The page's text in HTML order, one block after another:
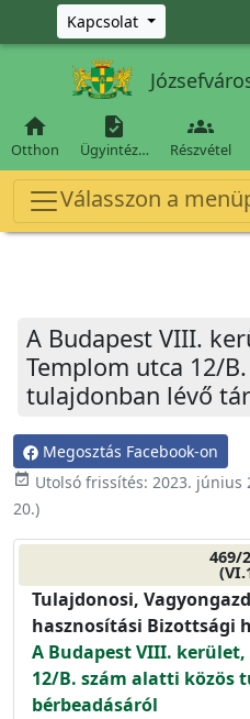
Ugrás a fő tartalomra
Kapcsolat

Otthon

Ügyintéz…

Részvétel
Válasszon a
A Budapest VIII.
Templom utca 12/
tulajdonban lévő
Megosztás Facebook-on
event_available Utolsó frissítés: 2023. június
20.)
469/
Tulajdonosi,
hasznosítási Bizottsági
A Budapest VIII.
12/B. szám alatti közös
bérbeadásáról